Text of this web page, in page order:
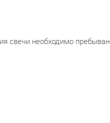
свечи необходимо